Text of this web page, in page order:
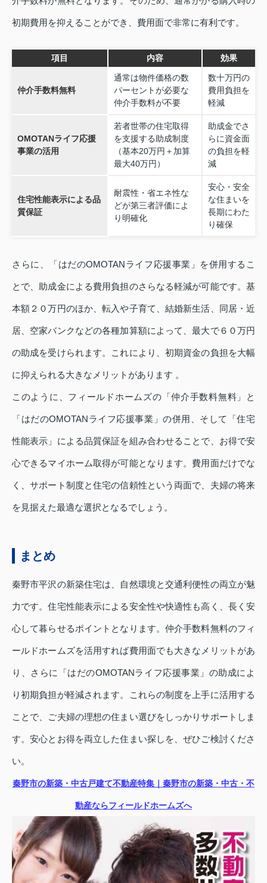
初期費用を抑えることができ、費用面で非常に有利です。
項目 内容 効果
仲介手数料無料
通常は物件価格の数
パーセントが必要な
仲介手数料が不要
数十万円の
費用負担を
軽減
OMOTANライフ応援
事業の活用
若者世帯の住宅取得
を支援する助成制度
（基本20万円＋加算
最大40万円）
助成金でさ
らに資金面
の負担を軽
減
住宅性能表示による品
質保証
耐震性・省エネ性な
どが第三者評価によ
り明確化
安心・安全
な住まいを
長期にわた
り確保
さらに、「はだのOMOTANライフ応援事業」を併用するこ
とで、助成金による費用負担のさらなる軽減が可能です。基
本額２０万円のほか、転入や子育て、結婚新生活、同居・近
居、空家バンクなどの各種加算額によって、最大で６０万円
の助成を受けられます。これにより、初期資金の負担を大幅
に抑えられる大きなメリットがあります 。
このように、フィールドホームズの「仲介手数料無料」と
「はだのOMOTANライフ応援事業」の併用、そして「住宅
性能表示」による品質保証を組み合わせることで、お得で安
心できるマイホーム取得が可能となります。費用面だけでな
く、サポート制度と住宅の信頼性という両面で、夫婦の将来
を見据えた最適な選択となるでしょう。
まとめ
秦野市平沢の新築住宅は、自然環境と交通利便性の両立が魅
力です。住宅性能表示による安全性や快適性も高く、長く安
心して暮らせるポイントとなります。仲介手数料無料のフィ
ールドホームズを活用すれば費用面でも大きなメリットがあ
り、さらに「はだのOMOTANライフ応援事業」の助成によ
り初期負担が軽減されます。これらの制度を上手に活用する
ことで、ご夫婦の理想の住まい選びをしっかりサポートしま
す。安心とお得を両立した住まい探しを、ぜひご検討くださ
い。
秦野市の新築・中古戸建て不動産特集｜秦野市の新築・中古・不
動産ならフィールドホームズへ